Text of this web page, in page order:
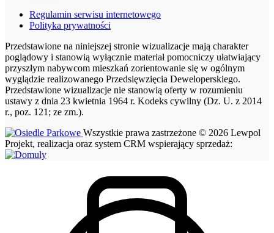
Regulamin serwisu internetowego
Polityka prywatności
Przedstawione na niniejszej stronie wizualizacje mają charakter
poglądowy i stanowią wyłącznie materiał pomocniczy ułatwiający
przyszłym nabywcom mieszkań zorientowanie się w ogólnym
wyglądzie realizowanego Przedsięwzięcia Deweloperskiego.
Przedstawione wizualizacje nie stanowią oferty w rozumieniu
ustawy z dnia 23 kwietnia 1964 r. Kodeks cywilny (Dz. U. z 2014
r., poz. 121; ze zm.).
Wszystkie prawa zastrzeżone © 2026 Lewpol
Projekt, realizacja oraz system CRM wspierający sprzedaż: